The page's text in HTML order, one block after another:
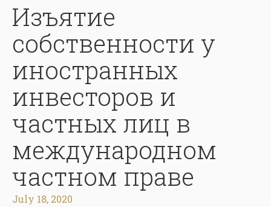
Изъятие
собственности у
иностранных
инвесторов и
частных лиц в
международном
частном праве
July 18, 2020